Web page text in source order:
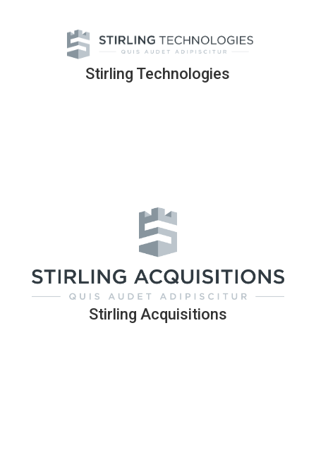
Stirling Technologies
Stirling Acquisitions